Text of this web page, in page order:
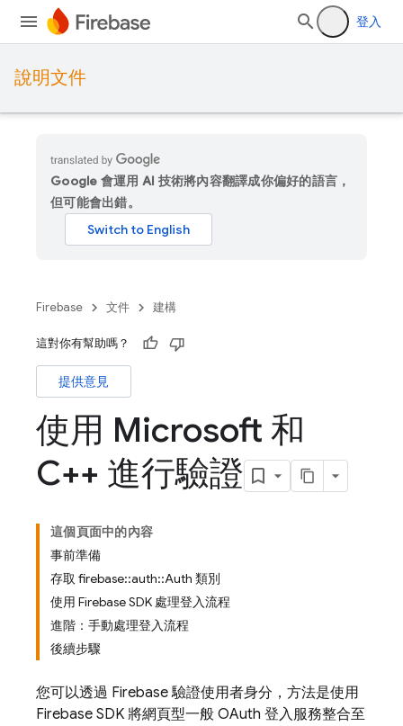
登入
說明文件
Google 會運用 AI 技術將內容翻譯成你偏好的語言，
但可能會出錯。
Firebase 文件 建構
這對你有幫助嗎？
提供意見
使用 Microsoft 和
C++ 進行驗證
這個頁面中的內容
事前準備
存取 firebase::auth::Auth 類別
使用 Firebase SDK 處理登入流程
進階：手動處理登入流程
後續步驟
您可以透過 Firebase 驗證使用者身分，方法是使用
Firebase SDK 將網頁型一般 OAuth 登入服務整合至